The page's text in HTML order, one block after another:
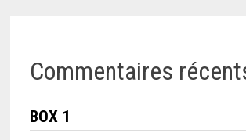
Commentaires
BOX 1